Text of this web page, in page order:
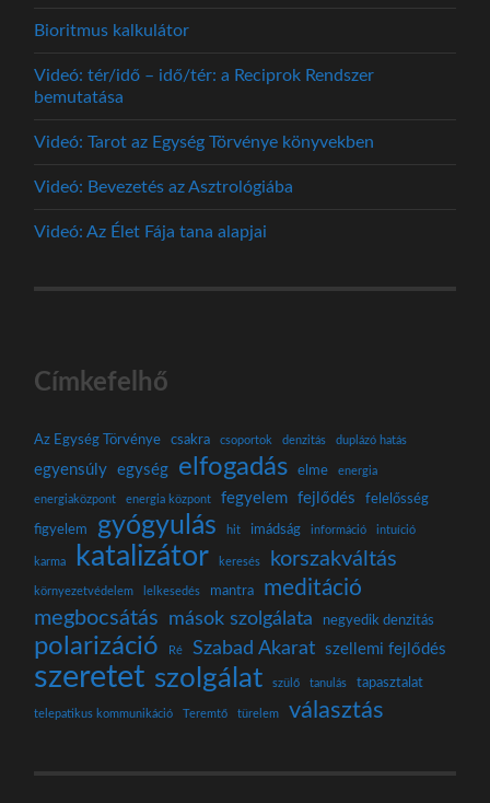
Bioritmus kalkulátor
Videó: tér/idő – idő/tér: a Reciprok Rendszer
bemutatása
Videó: Tarot az Egység Törvénye könyvekben
Videó: Bevezetés az Asztrológiába
Videó: Az Élet Fája tana alapjai
Címkefelhő
Az Egység Törvénye csakra csoportok denzitás duplázó hatás
egyensúly egység elfogadás elme energia
energiaközpont energia központ fegyelem fejlődés
felelősség
figyelem
gyógyulás hit imádság információ intuíció
karma katalizátor keresés korszakváltás
környezetvédelem lelkesedés mantra meditáció
megbocsátás mások szolgálata negyedik denzitás
polarizáció Ré Szabad Akarat szellemi fejlődés
szeretet szolgálat szülő tanulás tapasztalat
telepatikus kommunikáció Teremtő türelem választás